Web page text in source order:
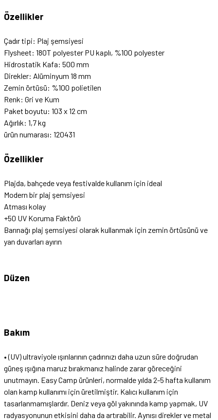
Özellikler
Çadır tipi: Plaj şemsiyesi
Flysheet: 180T polyester PU kaplı, %100 polyester
Hidrostatik Kafa: 500 mm
Direkler: Alüminyum 18 mm
Zemin örtüsü: %100 polietilen
Renk: Gri ve Kum
Paket boyutu: 103 x 12 cm
Ağırlık: 1,7 kg
ürün numarası: 120431
Özellikler
Plajda, bahçede veya festivalde kullanım için ideal
Modern bir plaj şemsiyesi
Atması kolay
+50 UV Koruma Faktörü
Barınağı plaj şemsiyesi olarak kullanmak için zemin örtüsünü ve
yan duvarları ayırın
Düzen
Bakım
• (UV) ultraviyole ışınlarının çadırınızı daha uzun süre doğrudan
güneş ışığına maruz bırakmanız halinde zarar göreceğini
unutmayın. Easy Camp ürünleri, normalde yılda 2-5 hafta kullanım
olan kamp kullanımı için üretilmiştir. Kalıcı kullanım için
tasarlanmamışlardır. Deniz veya göl yakınında kamp yapmak, UV
radyasyonunun etkisini daha da artırabilir. Aynısı direkler ve metal